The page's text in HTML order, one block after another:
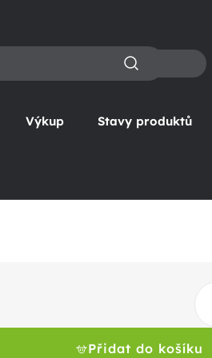
Výkup Stavy produktů
Přidat do košíku